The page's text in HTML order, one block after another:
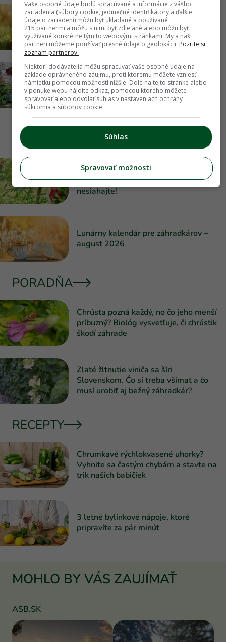
3 nápady na odolné letné výsadby,
ktoré si poradia aj bez vás. Sucho im
totiž nevadí
Pripomína malý stromček a mení farby
podľa svetla. Spoznajte eónium, ktoré
v lete môžete mať vonku
KALENDÁR
Čo rezať v auguste? Udržte rastliny v
kondícii, no na tieto druhy radšej
nesiahajte!
Lunárny kalendár pre záhradkárov –
august 2026
PORADŇA
Chrústa pozná každý, no čo jeho menší
príbuzný? Biológ vysvetľuje, či chrústik
škodí záhrade
Zlaté žltnutie viniča sa šíri
Slovenskom. Čo si treba všímať a čo
musí urobiť aj bežný záhradkár?
RECEPTY
Chrumkavé rýchlokvasené uhorky?
Vyhnite sa častým chybám a stavte na
trik našich babičiek
3 letné bylinkové nápoje, ktoré
pripravíte za pár minút
MOHLO BY VÁS ZAUJÍMAŤ
ASB.SK
Vaše osobné údaje budú spracúvané a informácie z vášho
zariadenia (súbory cookie, jedinečné identifikátory a ďalšie
údaje o zariadení) môžu byť ukladané a používané
215 partnermi a môžu s nimi byť zdieľané alebo môžu byť
využívané konkrétne týmito webovými stránkami. My a naši
partneri môžeme používať presné údaje o geolokácii. Pozrite si
zoznam partnerov.
Niektorí dodávatelia môžu spracúvať vaše osobné údaje na
základe oprávneného záujmu, proti ktorému môžete vzniesť
námietku pomocou možností nižšie. Dole na tejto stránke alebo
v ponuke webu nájdite odkaz, pomocou ktorého môžete
spravovať alebo odvolať súhlas v nastaveniach ochrany
súkromia a súborov cookie.
Súhlas
Spravovať možnosti